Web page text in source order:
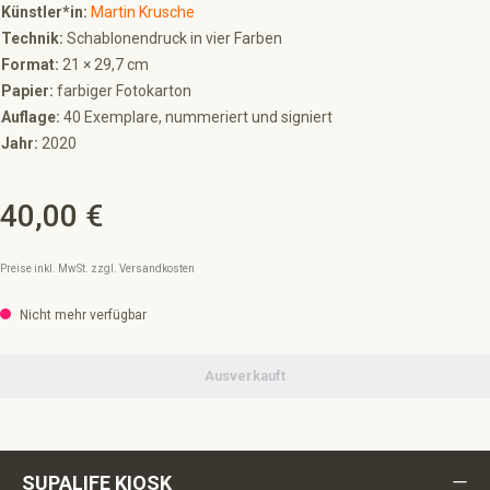
Künstler*in: Martin Krusche
Technik: Schablonendruck in vier Farben
Format: 21 × 29,7 cm
Papier: farbiger Fotokarton
Auflage: 40 Exemplare, nummeriert und signiert
Jahr: 2020
Regulärer Preis:
40,00 €
Preise inkl. MwSt. zzgl. Versandkosten
Nicht mehr verfügbar
Ausverkauft
SUPALIFE KIOSK